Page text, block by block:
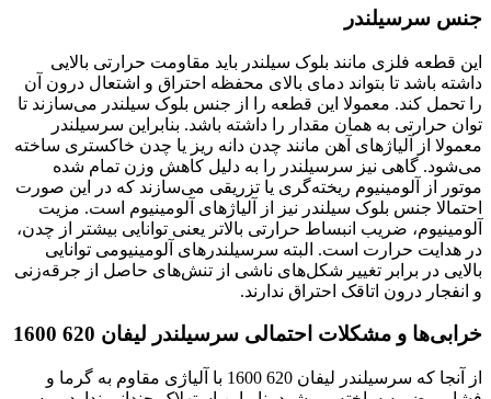
جنس سرسیلندر
این قطعه‌ فلزی مانند بلوک سیلندر باید مقاومت حرارتی بالایی
داشته باشد تا بتواند دمای بالای محفظه‌ احتراق و اشتعال درون آن
را تحمل کند. معمولا این قطعه را از جنس بلوک سیلندر می‌سازند تا
توان حرارتی به همان مقدار را داشته باشد. بنابراین سرسیلندر
معمولا از آلیاژهای آهن مانند چدن دانه ریز یا چدن خاکستری ساخته
می‌شود. گاهی نیز سرسیلندر را به دلیل کاهش وزن تمام شده‌
موتور از آلومینیوم ریخته‌گری یا تزریقی می‌سازند که در این صورت
احتمالا جنس بلوک سیلندر نیز از آلیاژهای آلومینیوم است. مزیت
آلومینیوم، ضریب انبساط حرارتی بالاتر یعنی توانایی بیشتر از چدن،
در هدایت حرارت است. البته سرسیلندرهای آلومینیومی توانایی
بالایی در برابر تغییر شکل‌های ناشی از تنش‌های حاصل از جرقه‌زنی
و انفجار درون اتاقک احتراق ندارند.
خرابی‌ها و مشکلات احتمالی سرسیلندر لیفان 620 1600
از آنجا که سرسیلندر لیفان 620 1600 با آلیاژی مقاوم به گرما و